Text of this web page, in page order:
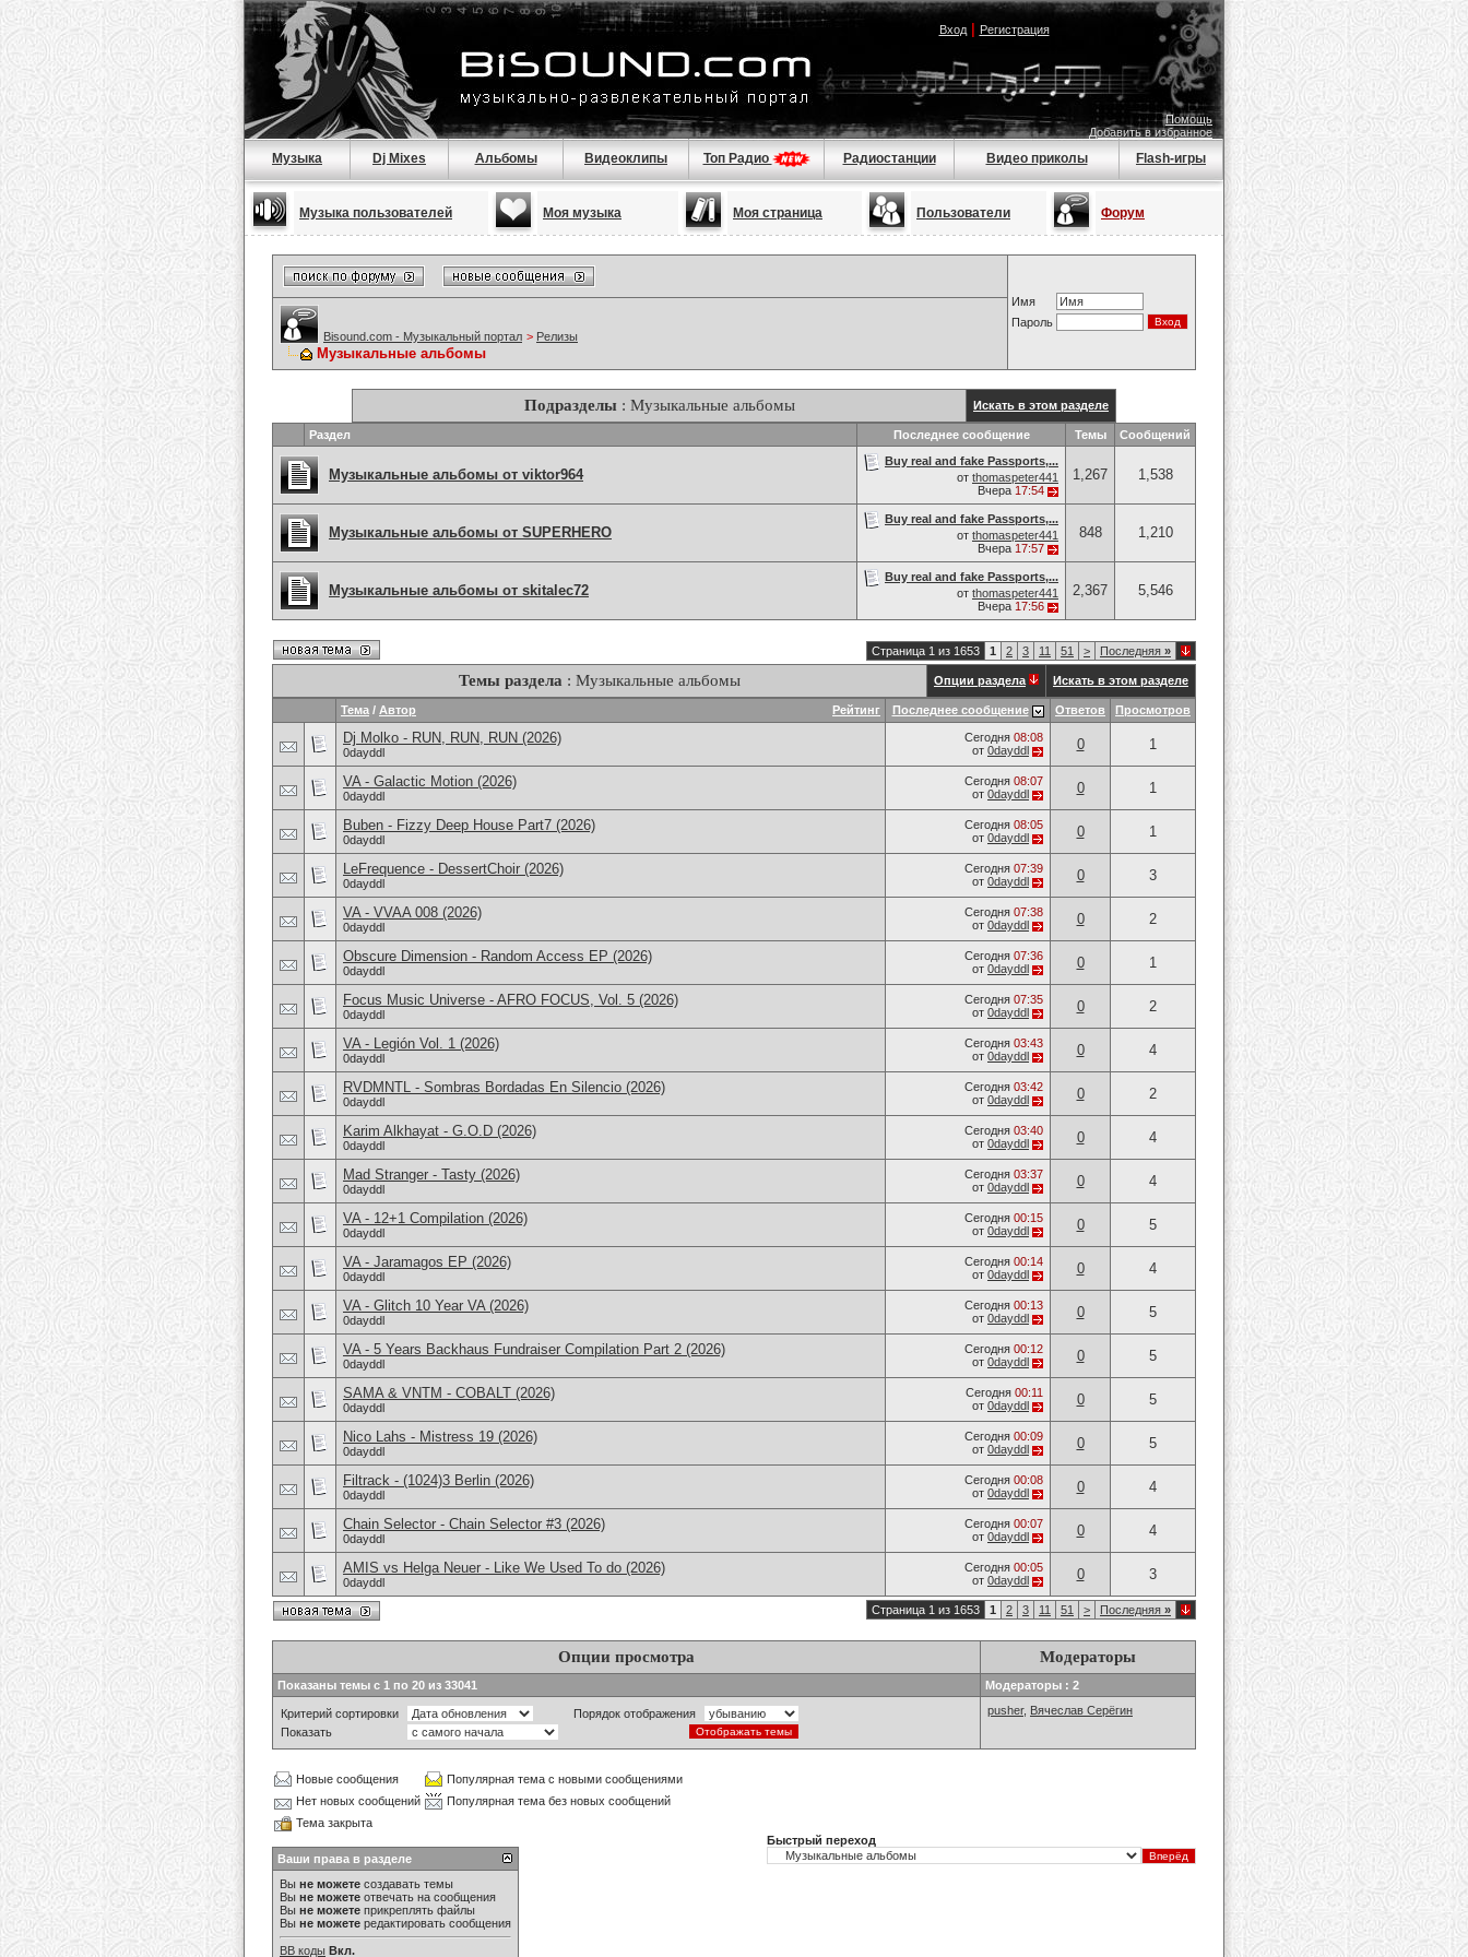
Вход| Регистрация
Помощь
Добавить в избранное
Музыка Dj Mixes Альбомы Видеоклипы Топ Радио Радиостанции Видео приколы Flash-игры
Музыка пользователей Моя музыка Моя страница Пользователи Форум
Имя
Пароль
Bisound.com - Музыкальный портал > Релизы
Музыкальные альбомы
Подразделы: Музыкальные альбомы Искать в этом разделе
Раздел Последнее сообщение Темы Сообщений
Музыкальные альбомы от viktor964
Buy real and fake Passports,...
от thomaspeter441
Вчера 17:54
1,267 1,538
Музыкальные альбомы от SUPERHERO
Buy real and fake Passports,...
от thomaspeter441
Вчера 17:57
848 1,210
Музыкальные альбомы от skitalec72
Buy real and fake Passports,...
от thomaspeter441
Вчера 17:56
2,367 5,546
Страница 1 из 1653 1 2 3 11 51 > Последняя »
Темы раздела : Музыкальные альбомы Опции раздела Искать в этом разделе
Рейтинг
Тема / Автор Последнее сообщение Ответов Просмотров
Dj Molko - RUN, RUN, RUN (2026)
0dayddl
Сегодня 08:08
от 0dayddl 0 1
VA - Galactic Motion (2026)
0dayddl
Сегодня 08:07
от 0dayddl 0 1
Buben - Fizzy Deep House Part7 (2026)
0dayddl
Сегодня 08:05
от 0dayddl 0 1
LeFrequence - DessertChoir (2026)
0dayddl
Сегодня 07:39
от 0dayddl 0 3
VA - VVAA 008 (2026)
0dayddl
Сегодня 07:38
от 0dayddl 0 2
Obscure Dimension - Random Access EP (2026)
0dayddl
Сегодня 07:36
от 0dayddl 0 1
Focus Music Universe - AFRO FOCUS, Vol. 5 (2026)
0dayddl
Сегодня 07:35
от 0dayddl 0 2
VA - Legión Vol. 1 (2026)
0dayddl
Сегодня 03:43
от 0dayddl 0 4
RVDMNTL - Sombras Bordadas En Silencio (2026)
0dayddl
Сегодня 03:42
от 0dayddl 0 2
Karim Alkhayat - G.O.D (2026)
0dayddl
Сегодня 03:40
от 0dayddl 0 4
Mad Stranger - Tasty (2026)
0dayddl
Сегодня 03:37
от 0dayddl 0 4
VA - 12+1 Compilation (2026)
0dayddl
Сегодня 00:15
от 0dayddl 0 5
VA - Jaramagos EP (2026)
0dayddl
Сегодня 00:14
от 0dayddl 0 4
VA - Glitch 10 Year VA (2026)
0dayddl
Сегодня 00:13
от 0dayddl 0 5
VA - 5 Years Backhaus Fundraiser Compilation Part 2 (2026)
0dayddl
Сегодня 00:12
от 0dayddl 0 5
SAMA & VNTM - COBALT (2026)
0dayddl
Сегодня 00:11
от 0dayddl 0 5
Nico Lahs - Mistress 19 (2026)
0dayddl
Сегодня 00:09
от 0dayddl 0 5
Filtrack - (1024)3 Berlin (2026)
0dayddl
Сегодня 00:08
от 0dayddl 0 4
Chain Selector - Chain Selector #3 (2026)
0dayddl
Сегодня 00:07
от 0dayddl 0 4
AMIS vs Helga Neuer - Like We Used To do (2026)
0dayddl
Сегодня 00:05
от 0dayddl 0 3
Страница 1 из 1653 1 2 3 11 51 > Последняя »
Опции просмотра Модераторы
Показаны темы с 1 по 20 из 33041 Модераторы : 2
Критерий сортировки
Порядок отображения
Показать
pusher, Вячеслав Серёгин
Новые сообщения
Популярная тема с новыми сообщениями
Нет новых сообщений
Популярная тема без новых сообщений
Тема закрыта
Ваши права в разделе
Вы не можете создавать темы
Вы не можете отвечать на сообщения
Вы не можете прикреплять файлы
Вы не можете редактировать сообщения
BB коды Вкл.
Быстрый переход